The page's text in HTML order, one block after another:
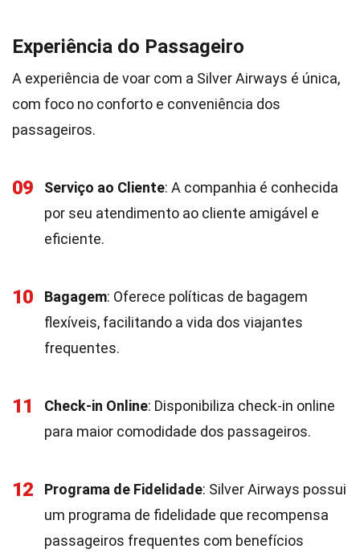
Experiência do Passageiro
A experiência de voar com a Silver Airways é única,
com foco no conforto e conveniência dos
passageiros.
09 Serviço ao Cliente: A companhia é conhecida
por seu atendimento ao cliente amigável e
eficiente.
10 Bagagem: Oferece políticas de bagagem
flexíveis, facilitando a vida dos viajantes
frequentes.
11 Check-in Online: Disponibiliza check-in online
para maior comodidade dos passageiros.
12 Programa de Fidelidade: Silver Airways possui
um programa de fidelidade que recompensa
passageiros frequentes com benefícios